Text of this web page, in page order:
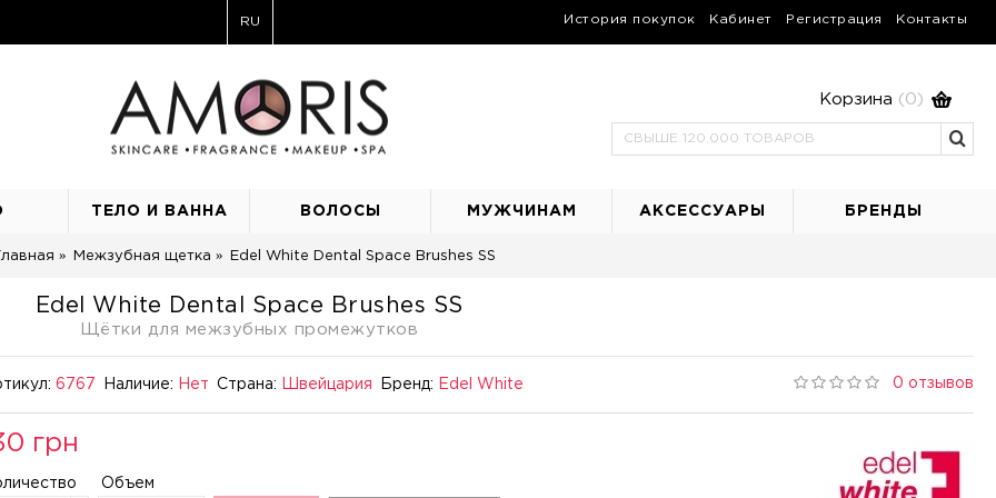
RU История покупок Кабинет Регистрация Контакты
Корзина (0)
ТЕЛО И ВАННА ВОЛОСЫ МУЖЧИНАМ АКСЕССУАРЫ БРЕНДЫ
Главная Межзубная щетка Edel White Dental Space Brushes SS
Edel White Dental Space Brushes SS
Щётки для межзубных промежутков
6767 Наличие: Нет Страна: Швейцария Бренд: Edel White 0 отзывов
грн
Объем